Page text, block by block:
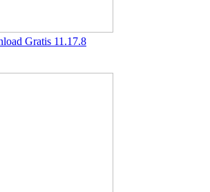
Gratis 11.17.8